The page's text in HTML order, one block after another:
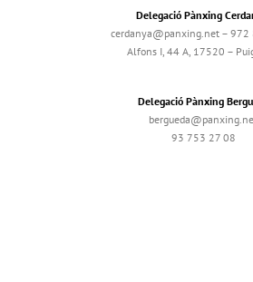
Delegació Pànxing
cerdanya@panxing.net –
Alfons I, 44 A, 17520 –
Delegació Pànxing
93 753 27 08